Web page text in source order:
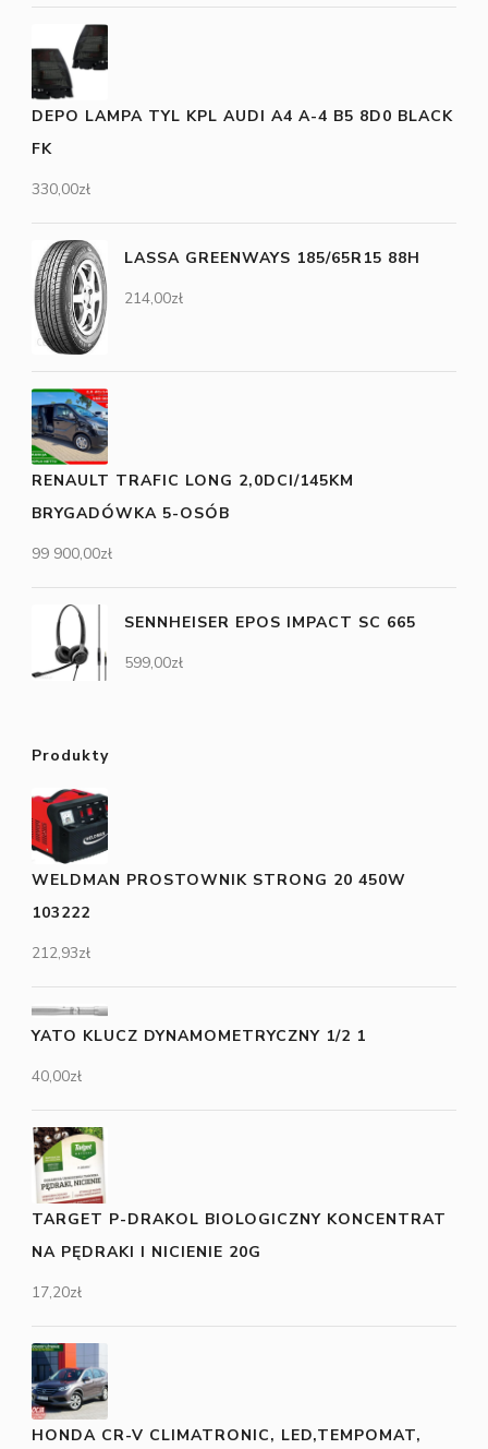
DEPO LAMPA TYL KPL AUDI A4 A-4 B5 8D0 BLACK
FK
330,00zł
LASSA GREENWAYS 185/65R15 88H
214,00zł
RENAULT TRAFIC LONG 2,0DCI/145KM
BRYGADÓWKA 5-OSÓB
99 900,00zł
SENNHEISER EPOS IMPACT SC 665
599,00zł
Produkty
WELDMAN PROSTOWNIK STRONG 20 450W
103222
212,93zł
YATO KLUCZ DYNAMOMETRYCZNY 1/2 1
40,00zł
TARGET P-DRAKOL BIOLOGICZNY KONCENTRAT
NA PĘDRAKI I NICIENIE 20G
17,20zł
HONDA CR-V CLIMATRONIC, LED,TEMPOMAT,